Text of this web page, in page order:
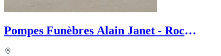
Pompes Funèbres Alain Janet - Roc